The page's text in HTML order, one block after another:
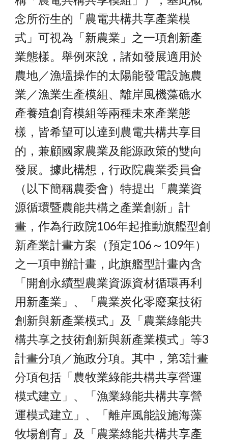
念所衍生的「農電共構共享產業模
式」可視為「新農業」之一項創新產
業態樣。舉例來說，諸如發展適用於
農地／漁塭操作的太陽能發電設施農
業／漁業生產模組、離岸風機藻礁水
產養殖創育模組等兩種未來產業態
樣，皆希望可以達到農電共構共享目
的，兼顧國家農業及能源政策的雙向
發展。據此構想，行政院農業委員會
（以下簡稱農委會）特提出「農業資
源循環暨農能共構之產業創新」計
畫，作為行政院106年起推動旗艦型創
新產業計畫方案（預定106～109年）
之一項申辦計畫，此旗艦型計畫內含
「開創永續型農業資源資材循環再利
用新產業」、「農業炭化零廢棄技術
創新與新產業模式」及「農業綠能共
構共享之技術創新與新產業模式」等3
計畫分項／施政分項。其中，第3計畫
分項包括「農牧業綠能共構共享營運
模式建立」、「漁業綠能共構共享營
運模式建立」、「離岸風能設施海藻
牧場創育」及「農業綠能共構共享產